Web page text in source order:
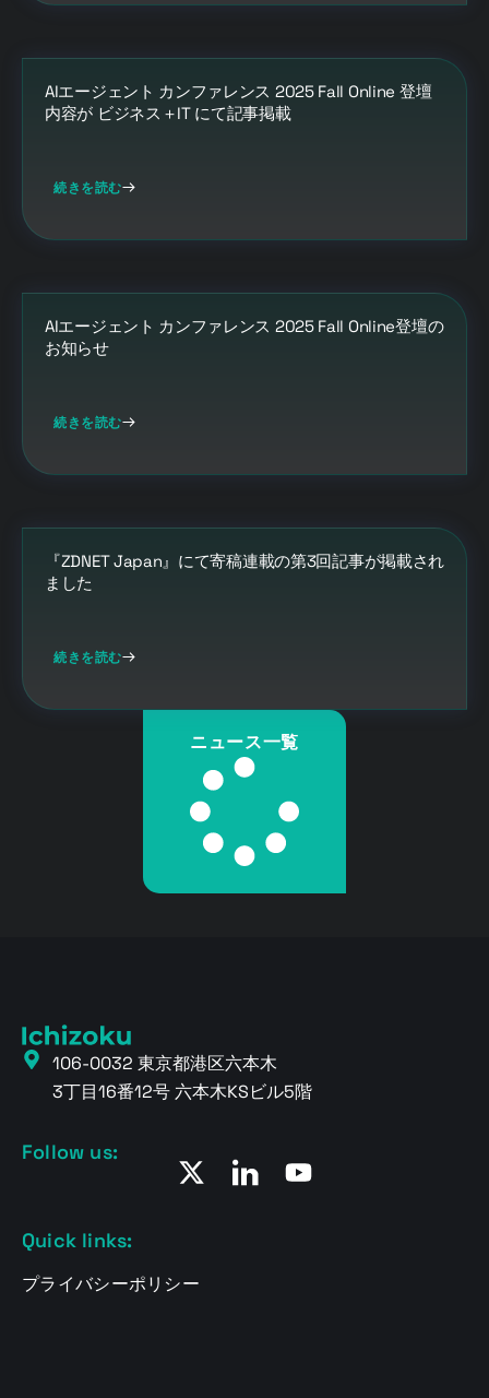
AIエージェント カンファレンス 2025 Fall Online 登壇
内容が ビジネス＋IT にて記事掲載
続きを読む
AIエージェント カンファレンス 2025 Fall Online登壇の
お知らせ
続きを読む
『ZDNET Japan』にて寄稿連載の第3回記事が掲載され
ました
続きを読む
ニュース一覧
106-0032 東京都港区六本木
3丁目16番12号 六本木KSビル5階
Quick links:
プライバシーポリシー
Follow us: